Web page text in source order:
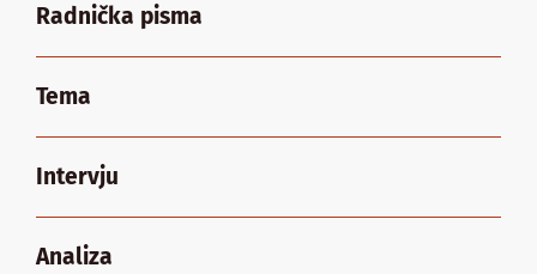
Radnička pisma
Tema
Intervju
Analiza